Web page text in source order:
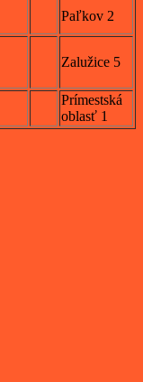
Paľkov 2
Zalužice 5
Prímestská
oblasť 1